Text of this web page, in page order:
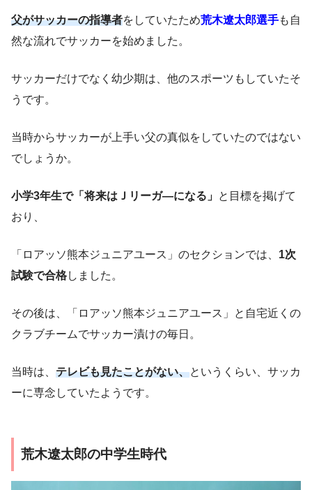
父がサッカーの指導者をしていたため荒木遼太郎選手も自
然な流れでサッカーを始めました。
サッカーだけでなく幼少期は、他のスポーツもしていたそ
うです。
当時からサッカーが上手い父の真似をしていたのではない
でしょうか。
小学3年生で「将来はＪリーガ―になる」 と目標を掲げて
おり、
「ロアッソ熊本ジュニアユース」のセクションでは、 1次
試験で合格しました。
その後は、「ロアッソ熊本ジュニアユース」と自宅近くの
クラブチームでサッカー漬けの毎日。
当時は、 テレビも見たことがない、というくらい、サッカ
ーに専念していたようです。
荒木遼太郎の中学生時代